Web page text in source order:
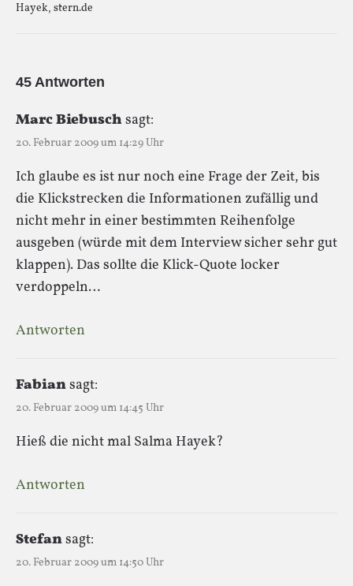
Hayek, stern.de
45 Antworten
Marc Biebusch sagt:
20. Februar 2009 um 14:29 Uhr
Ich glaube es ist nur noch eine Frage der Zeit, bis
die Klickstrecken die Informationen zufällig und
nicht mehr in einer bestimmten Reihenfolge
ausgeben (würde mit dem Interview sicher sehr gut
klappen). Das sollte die Klick-Quote locker
verdoppeln…
Antworten
Fabiansagt:
20. Februar 2009 um 14:45 Uhr
Hieß die nicht mal Salma Hayek?
Antworten
Stefansagt:
20. Februar 2009 um 14:50 Uhr